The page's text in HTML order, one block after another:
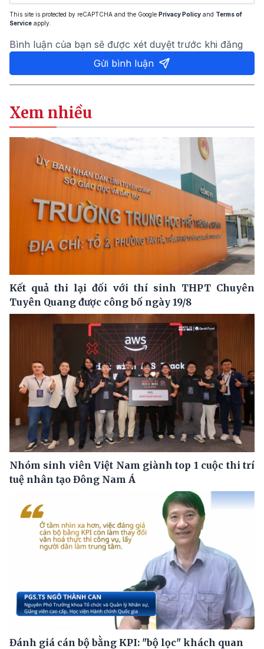
This site is protected by reCAPTCHA and the Google Privacy Policy and Terms of
Service apply.
Bình luận của bạn sẽ được xét duyệt trước khi đăng
Gửi bình luận
Xem nhiều
Kết quả thi lại đối với thí sinh THPT Chuyên
Tuyên Quang được công bố ngày 19/8
Nhóm sinh viên Việt Nam giành top 1 cuộc thi trí
tuệ nhân tạo Đông Nam Á
Đánh giá cán bộ bằng KPI: "bộ lọc" khách quan